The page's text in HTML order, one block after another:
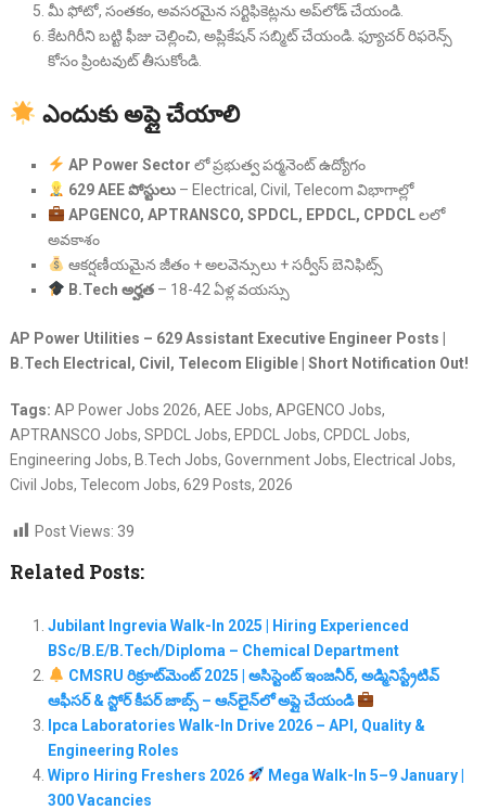
మీ ఫోటో, సంతకం, అవసరమైన సర్టిఫికెట్లను అప్‌లోడ్ చేయండి.
కేటగిరీని బట్టి ఫీజు చెల్లించి, అప్లికేషన్ సబ్మిట్ చేయండి. ఫ్యూచర్ రిఫరెన్స్
కోసం ప్రింటవుట్ తీసుకోండి.
ఎందుకు అప్లై చేయాలి
AP Power Sector లో ప్రభుత్వ పర్మనెంట్ ఉద్యోగం
629 AEE పోస్టులు– Electrical, Civil, Telecom విభాగాల్లో
APGENCO, APTRANSCO, SPDCL, EPDCL, CPDCLలలో
అవకాశం
ఆకర్షణీయమైన జీతం + అలవెన్సులు + సర్వీస్ బెనిఫిట్స్
B.Tech అర్హత– 18-42 ఏళ్ల వయస్సు
AP Power Utilities – 629 Assistant Executive Engineer Posts |
B.Tech Electrical, Civil, Telecom Eligible | Short Notification Out!
Tags: AP Power Jobs 2026, AEE Jobs, APGENCO Jobs,
APTRANSCO Jobs, SPDCL Jobs, EPDCL Jobs, CPDCL Jobs,
Engineering Jobs, B.Tech Jobs, Government Jobs, Electrical Jobs,
Civil Jobs, Telecom Jobs, 629 Posts, 2026
Post Views: 39
Related Posts:
Jubilant Ingrevia Walk-In 2025 | Hiring Experienced
BSc/B.E/B.Tech/Diploma – Chemical Department
CMSRU రిక్రూట్‌మెంట్ 2025 | అసిస్టెంట్ ఇంజనీర్, అడ్మినిస్ట్రేటివ్
ఆఫీసర్ & స్టోర్ కీపర్ జాబ్స్ – ఆన్‌లైన్‌లో అప్లై చేయండి
Ipca Laboratories Walk-In Drive 2026 – API, Quality &
Engineering Roles
Wipro Hiring Freshers 2026
Mega Walk-In 5–9 January |
300 Vacancies